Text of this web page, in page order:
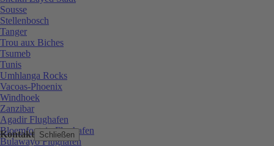
Kontakt Schließen
Sousse
Stellenbosch
Tanger
Trou aux Biches
Tsumeb
Tunis
Umhlanga Rocks
Vacoas-Phoenix
Windhoek
Zanzibar
Agadir Flughafen
Bloemfontein Flughafen
Bulawayo Flughafen